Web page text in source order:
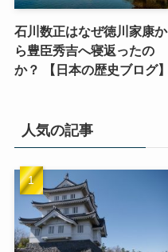
石川数正はなぜ徳川家康か
ら豊臣秀吉へ寝返ったの
か？ 【日本の歴史ブログ】
人気の記事